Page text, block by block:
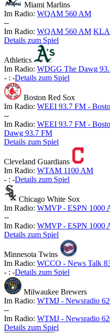
Miami Marlins
Im Radio: WQAM 560 AM
--
Im Radio: WQAM 560 AM
Details zum Spiel
Athletics
Im Radio: WDGG The Dawg
- : -Details zum Spiel
Boston Red Sox
Im Radio: WEEI 93.7 FM -
--
Im Radio: WEEI 93.7 FM -
Dawg 93.7 FM
Details zum Spiel
Cleveland Guardians
Im Radio: WTAM 1100 AM
- : -Details zum Spiel
Chicago White Sox
Im Radio: WMVP - ESPN 1000
--
Im Radio: WMVP - ESPN 1000
Details zum Spiel
Minnesota Twins
Im Radio: WCCO - News Talk
- : -Details zum Spiel
Milwaukee Brewers
Im Radio: WTMJ - Newsradio
--
Im Radio: WTMJ - Newsradio
Details zum Spiel